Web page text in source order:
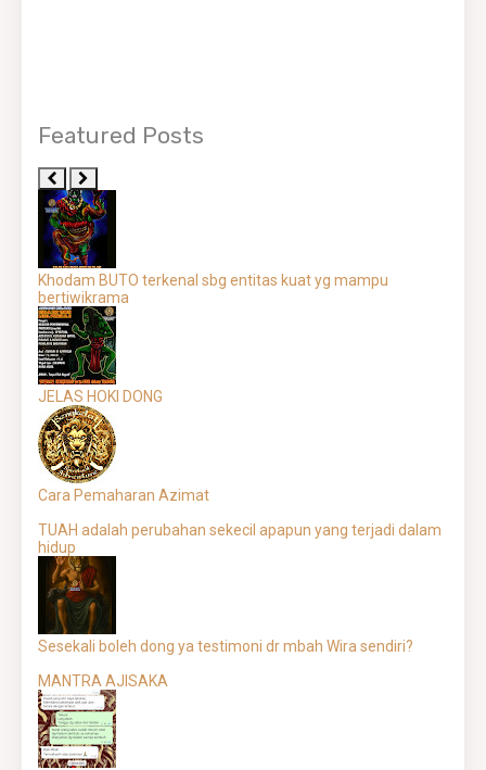
Featured Posts
Khodam BUTO terkenal sbg entitas kuat yg mampu
bertiwikrama
JELAS HOKI DONG
Cara Pemaharan Azimat
TUAH adalah perubahan sekecil apapun yang terjadi dalam
hidup
Sesekali boleh dong ya testimoni dr mbah Wira sendiri?
MANTRA AJISAKA